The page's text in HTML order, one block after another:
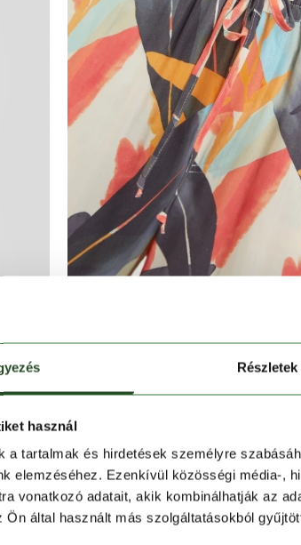
Részletek
használ
a tartalmak és hirdetések személyre
elemzéséhez. Ezenkívül közösségi média-,
vonatkozó adatait, akik kombinálhatják az
Ön által használt más szolgáltatásokból
Pants
mutat, és az optimális viselési
lágy esésű viszkóz anyaga
képességgel rendelkezik.
helyén tartja a nadrágot, míg a nőies
aFundangoPoppy Pantsnőiutcai